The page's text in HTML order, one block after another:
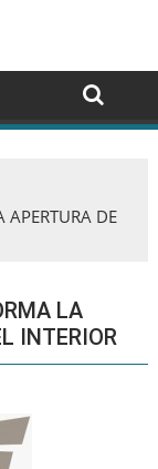
APERTURA DE
LA
INTERIOR